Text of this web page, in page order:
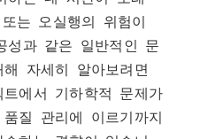
는 오실행의 위험이
성과 같은 일반적인 문
자세히 알아보려면
에서 기하학적 문제가
질 관리에 이르기까지